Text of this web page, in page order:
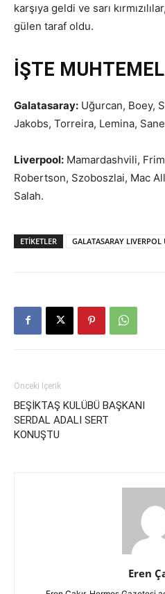
karşıya geldi ve sarı
gülen taraf oldu.
İŞTE MUHTEMEL
Galatasaray: Uğurcan, Boey,
Jakobs, Torreira, Lemina,
Liverpool: Mamardashvili,
Robertson, Szoboszlai, Mac
Salah.
ETIKETLER GALATASARAY
Önceki İçerik
BEŞİKTAŞ KULÜBÜ BAŞKANI
SERDAL ADALI SERT
KONUŞTU
Eren